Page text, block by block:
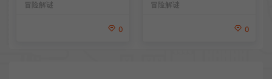
冒险解谜
0
冒险解谜
0